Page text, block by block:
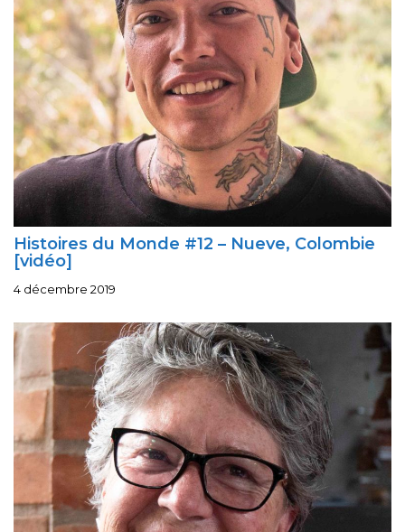
Histoires du Monde #12 – Nueve, Colombie
[vidéo]
4 décembre 2019